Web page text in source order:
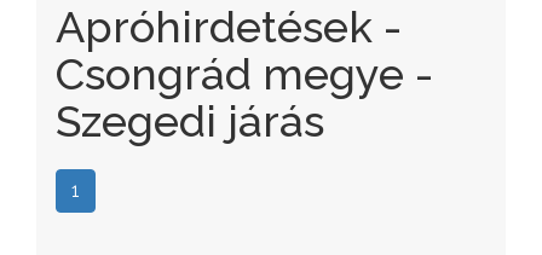
Apróhirdetések -
Csongrád megye -
Szegedi járás
1